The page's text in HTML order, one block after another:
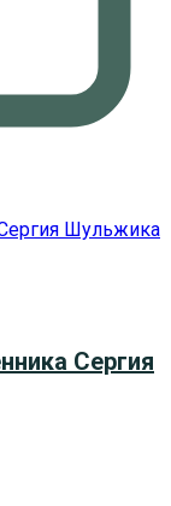
Сергия